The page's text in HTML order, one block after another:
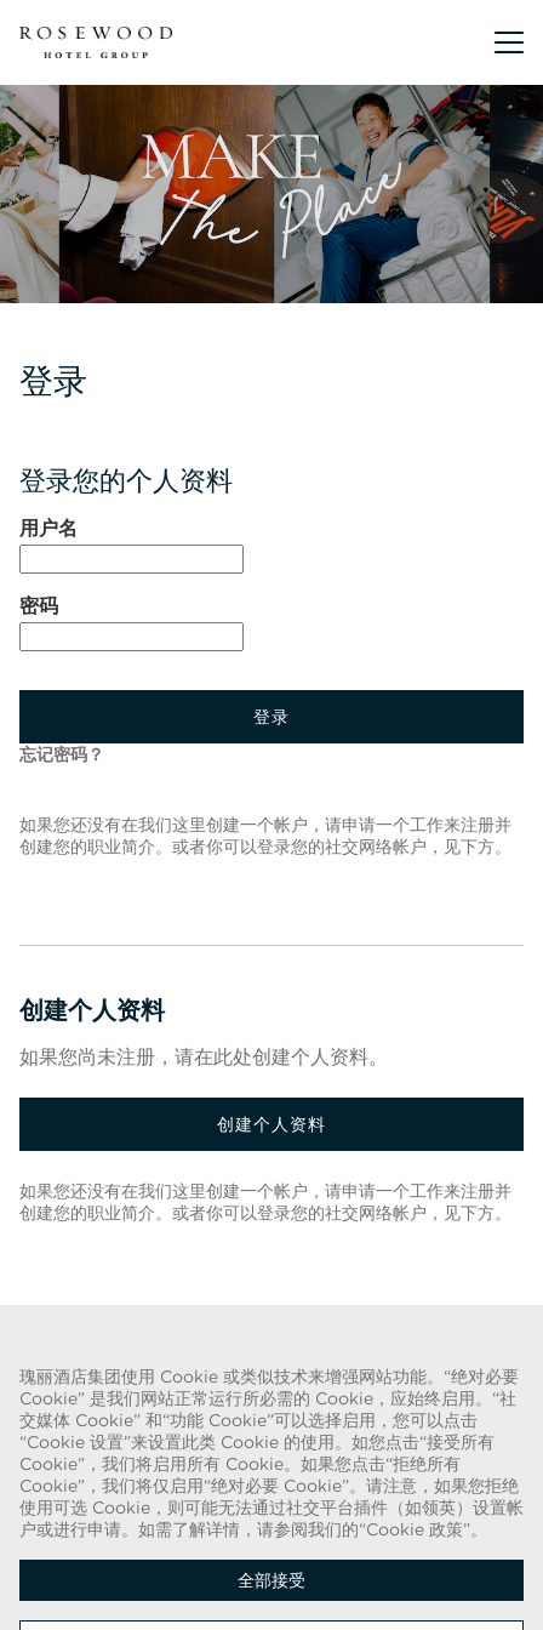
瑰丽酒店集团使用 Cookie 或类似技术来增强网站功能。“绝对必要
Cookie” 是我们网站正常运行所必需的 Cookie，应始终启用。“社
交媒体 Cookie” 和“功能 Cookie”可以选择启用，您可以点击
“Cookie 设置”来设置此类 Cookie 的使用。如您点击“接受所有
Cookie”，我们将启用所有 Cookie。如果您点击“拒绝所有
Cookie”，我们将仅启用“绝对必要 Cookie”。请注意，如果您拒绝
使用可选 Cookie，则可能无法通过社交平台插件（如领英）设置帐
户或进行申请。如需了解详情，请参阅我们的“Cookie 政策”。
全部接受
主菜单
登录
登录您的个人资料
用户名
密码
登录
忘记密码？
如果您还没有在我们这里创建一个帐户，请申请一个工作来注册并
创建您的职业简介。或者你可以登录您的社交网络帐户，见下方。
创建个人资料
如果您尚未注册，请在此处创建个人资料。
创建个人资料
如果您还没有在我们这里创建一个帐户，请申请一个工作来注册并
创建您的职业简介。或者你可以登录您的社交网络帐户，见下方。
关于欺诈的警告
我们已得知近期出现一种欺诈手段，有人假扮成招聘人员，谎称可提供瑰丽酒
店集团的聘用合同。这些人使用名称中带有“瑰丽”字样的网络电子邮件帐户实
施此类招揽行动。被欺诈的目标被要求提供个人身份证明的复印件并汇款，以
完成聘用流程。这些招聘属于欺诈行为。瑰丽酒店集团不会要求求职者提供任
何形式的付款。
版权所有 © 2026